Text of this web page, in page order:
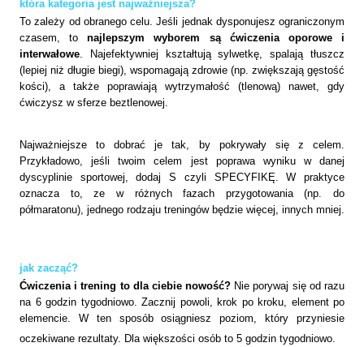
która kategoria jest najważniejsza?
To zależy od obranego celu. Jeśli jednak dysponujesz ograniczonym
czasem, tonajlepszym wyborem są
ćwiczenia oporowe i
interwałowe. Najefektywniej kształtują sylwetkę, spalają tłuszcz
(lepiej niż długie biegi), wspomagają zdrowie (np. zwiększają gęstość
kości), a także poprawiają wytrzymałość (tlenową) nawet, gdy
ćwiczysz w sferze beztlenowej.
Najważniejsze to dobrać je tak, by pokrywały się z celem.
Przykładowo, jeśli twoim celem jest poprawa wyniku w danej
dyscyplinie sportowej, dodaj S czyli SPECYFIKĘ. W praktyce
oznacza to, ze w różnych fazach przygotowania (np. do
półmaratonu), jednego rodzaju treningów będzie więcej, innych mniej.
jak zacząć?
Ćwiczenia i trening to dla ciebie nowość? Nie porywaj się od razu
na 6 godzin tygodniowo. Zacznij powoli, krok po kroku, element po
elemencie. W ten sposób osiągniesz poziom, który przyniesie
oczekiwane rezultaty. Dla większości osób to 5 godzin tygodniowo.